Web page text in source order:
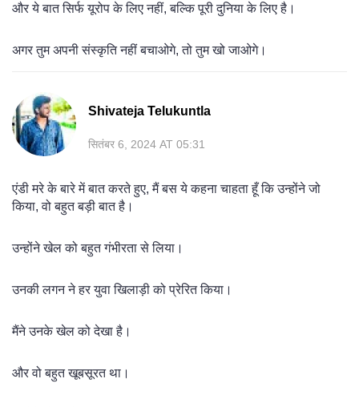
और ये बात सिर्फ यूरोप के लिए नहीं, बल्कि पूरी दुनिया के लिए है।
अगर तुम अपनी संस्कृति नहीं बचाओगे, तो तुम खो जाओगे।
Shivateja Telukuntla
सितंबर 6, 2024 AT 05:31
एंडी मरे के बारे में बात करते हुए, मैं बस ये कहना चाहता हूँ कि उन्होंने जो
किया, वो बहुत बड़ी बात है।
उन्होंने खेल को बहुत गंभीरता से लिया।
उनकी लगन ने हर युवा खिलाड़ी को प्रेरित किया।
मैंने उनके खेल को देखा है।
और वो बहुत खूबसूरत था।